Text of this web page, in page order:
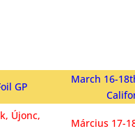
GP
March 16-
Újonc,
Március 17-